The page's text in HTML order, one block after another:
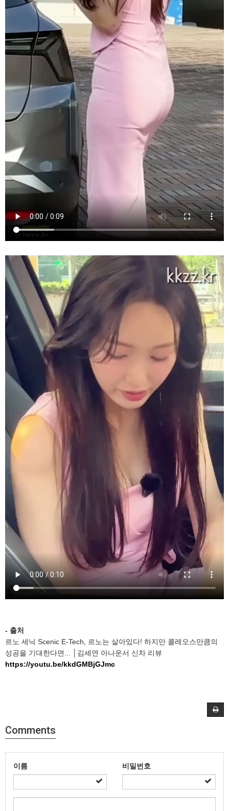
- 출처
르노 세닉 Scenic E-Tech, 르노는 살아있다! 하지만 콜레오스만큼의
성공을 기대한다면... │김세연 아나운서 신차 리뷰
https://youtu.be/kkdGMBjGJmc
Comments
이름 비밀번호